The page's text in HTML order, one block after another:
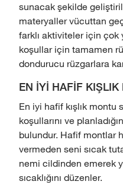
sunacak şekilde
materyaller vücuttan
farklı aktiviteler için çok
koşullar için tamamen
dondurucu rüzgarlara
EN İYİ HAFİF KIŞLIK
En iyi hafif kışlık montu
koşullarını ve
bulundur. Hafif montlar
vermeden seni sıcak
nemi cildinden emerek
sıcaklığını düzenler.